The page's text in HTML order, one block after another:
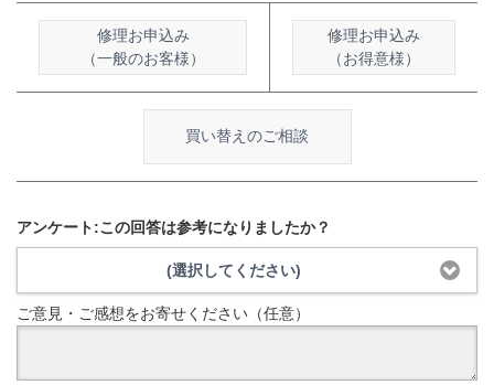
修理お申込み
（一般のお客様）
修理お申込み
（お得意様）
買い替えのご相談
アンケート:この回答は参考になりましたか？
(選択してください)
ご意見・ご感想をお寄せください（任意）